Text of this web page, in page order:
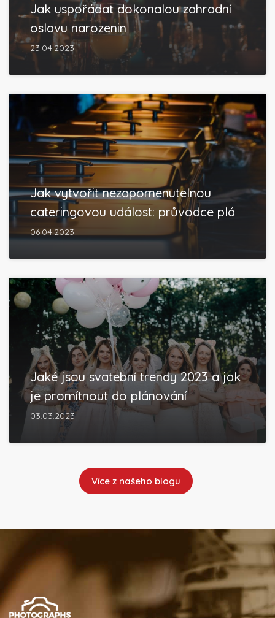
Jak uspořádat dokonalou zahradní
oslavu narozenin
23.04.2023
Jak vytvořit nezapomenutelnou
cateringovou událost: průvodce plá
06.04.2023
Jaké jsou svatební trendy 2023 a jak
je promítnout do plánování
03.03.2023
Více z našeho blogu